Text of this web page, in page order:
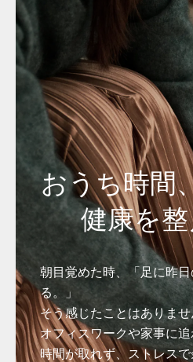
おうち時間
健康を
朝目覚めた時、「足に昨
る。」
そう感じたことはありま
オフィスワークや家事に
時間が取れず、ストレス